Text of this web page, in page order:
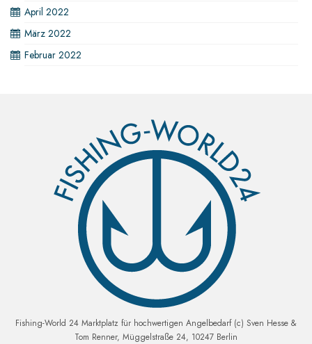
April 2022
März 2022
Februar 2022
Fishing-World 24 Marktplatz für hochwertigen Angelbedarf (c) Sven Hesse &
Tom Renner, Müggelstraße 24, 10247 Berlin